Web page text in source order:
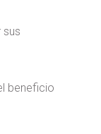
sus
beneficio